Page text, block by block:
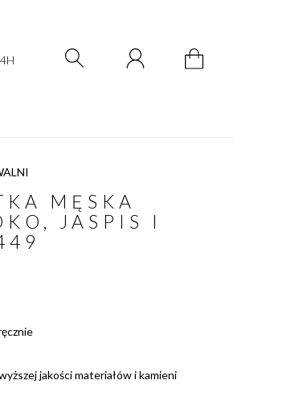
MĘSKA
JASPIS I
jakości materiałów i kamieni